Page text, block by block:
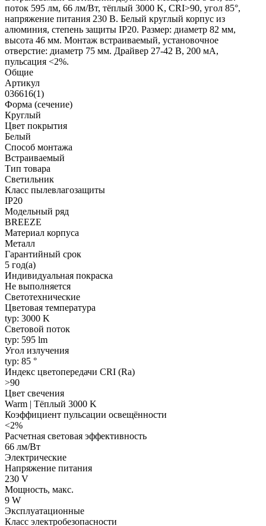
поток 595 лм, 66 лм/Вт, тёплый 3000 K, CRI>90, угол 85°,
напряжение питания 230 В. Белый круглый корпус из
алюминия, степень защиты IP20. Размер: диаметр 82 мм,
высота 46 мм. Монтаж встраиваемый, установочное
отверстие: диаметр 75 мм. Драйвер 27-42 В, 200 мА,
пульсация <2%.
Общие
Артикул
036616(1)
Форма (сечение)
Круглый
Цвет покрытия
Белый
Способ монтажа
Встраиваемый
Тип товара
Светильник
Класс пылевлагозащиты
IP20
Модельный ряд
BREEZE
Материал корпуса
Металл
Гарантийный срок
5 год(а)
Индивидуальная покраска
Не выполняется
Светотехнические
Цветовая температура
typ: 3000 K
Световой поток
typ: 595 lm
Угол излучения
typ: 85 °
Индекс цветопередачи CRI (Ra)
>90
Цвет свечения
Warm | Тёплый 3000 K
Коэффициент пульсации освещённости
<2%
Расчетная световая эффективность
66 лм/Вт
Электрические
Напряжение питания
230 V
Мощность, макс.
9 W
Эксплуатационные
Класс электробезопасности